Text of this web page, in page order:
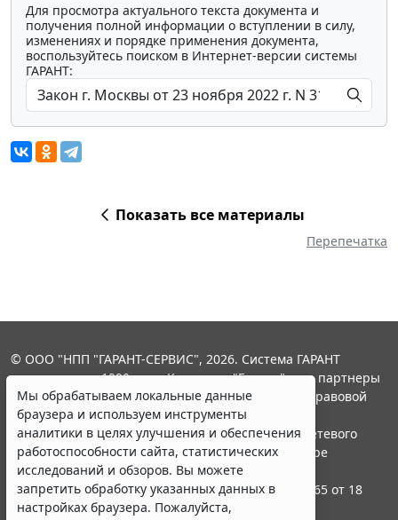
Для просмотра актуального текста документа и
получения полной информации о вступлении в силу,
изменениях и порядке применения документа,
воспользуйтесь поиском в Интернет-версии системы
ГАРАНТ:
Показать все материалы
Перепечатка
Мы обрабатываем локальные данные
браузера и используем инструменты
аналитики в целях улучшения и обеспечения
работоспособности сайта, статистических
исследований и обзоров. Вы можете
запретить обработку указанных данных в
настройках браузера. Пожалуйста,
© ООО "НПП "ГАРАНТ-СЕРВИС", 2026. Система ГАРАНТ
выпускается с 1990 года. Компания "Гарант" и ее партнеры
являются участниками Российской ассоциации правовой
информации ГАРАНТ.
Портал ГАРАНТ.РУ зарегистрирован в качестве сетевого
издания Федеральной службой по надзору в сфере
связи,информационных технологий и массовых
коммуникаций (Роскомнадзором), Эл № ФС77-58365 от 18
июня 2014 года.